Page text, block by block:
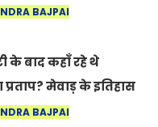
योग दिवस 2026 पर
BAJPAI
के बाद कहाँ रहे थे
प्रताप? मेवाड़ के इतिहास
अध्याय जो आज भी
BAJPAI